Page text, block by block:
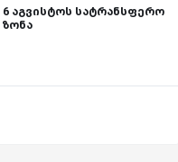
6 აგვისტოს სატრანსფერო
ზონა